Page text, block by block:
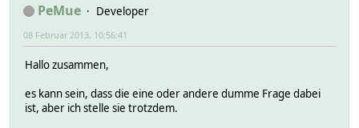
PeMue Developer
08 Februar 2013, 10:56:41
Hallo zusammen,
es kann sein, dass die eine oder andere dumme Frage dabei
ist, aber ich stelle sie trotzdem.